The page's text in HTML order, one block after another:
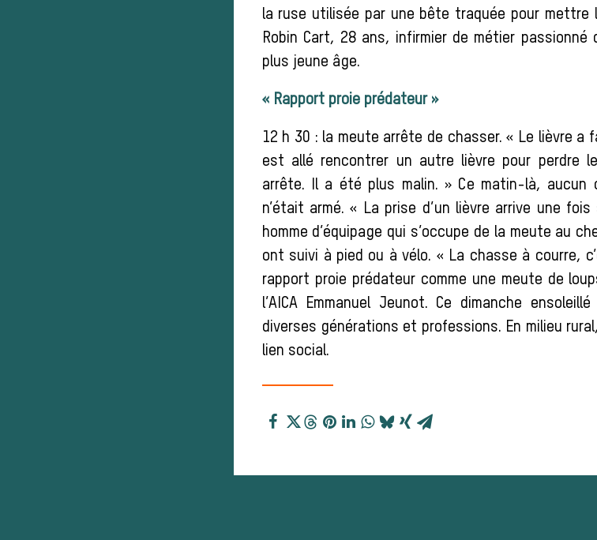
la ruse utilisée par une bête traquée pour mettre
Robin Cart, 28 ans, infirmier de métier
plus jeune âge.
« Rapport proie prédateur »
12 h 30 : la meute arrête de chasser. « Le lièvre a
est allé rencontrer un autre lièvre pour perdre
arrête. Il a été plus malin. » Ce matin-là, aucun
n’était armé. « La prise d’un lièvre arrive une
homme d’équipage qui s’occupe de la meute au
ont suivi à pied ou à vélo. « La chasse à courre,
rapport proie prédateur comme une meute de
l’AICA Emmanuel Jeunot. Ce dimanche
diverses générations et professions. En milieu
lien social.